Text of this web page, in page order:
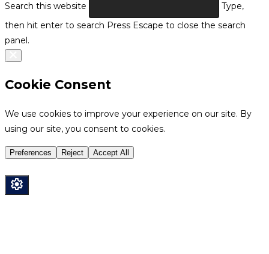
Search this website
Type,
then hit enter to search Press Escape to close the search
panel.